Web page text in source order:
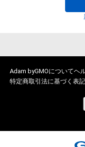
Adam byGMOについてヘ
特定商取引法に基づく表記